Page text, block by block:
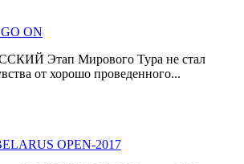
ON
Этап Мирового Тура не стал
от хорошо проведенного...
OPEN-2017